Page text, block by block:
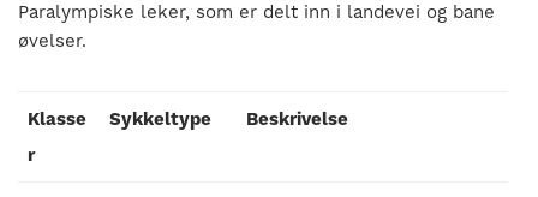
Paralympiske leker, som er delt inn i landevei og bane
øvelser.
Klasse
r
Sykkeltype Beskrivelse